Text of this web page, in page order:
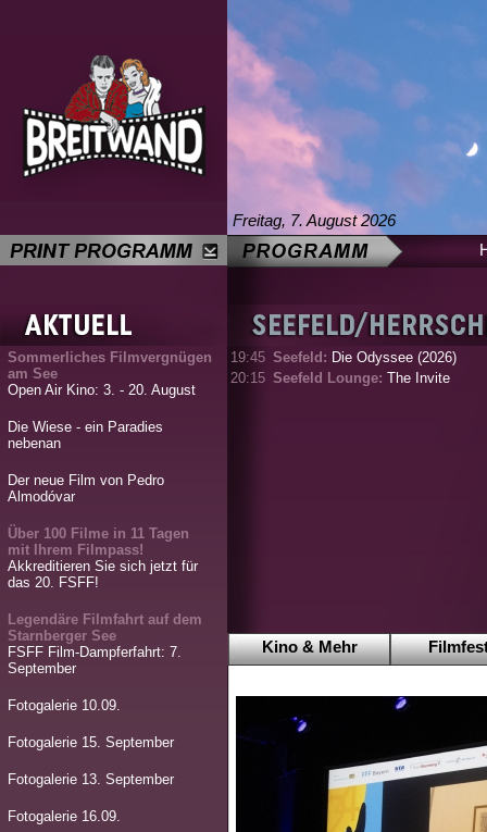
Freitag, 7. August 2026
Sommerliches Filmvergnügen
am See
Open Air Kino: 3. - 20. August
Die Wiese - ein Paradies
nebenan
Der neue Film von Pedro
Almodóvar
Über 100 Filme in 11 Tagen
mit Ihrem Filmpass!
Akkreditieren Sie sich jetzt für
das 20. FSFF!
Legendäre Filmfahrt auf dem
Starnberger See
FSFF Film-Dampferfahrt: 7.
September
Fotogalerie 10.09.
Fotogalerie 15. September
Fotogalerie 13. September
Fotogalerie 16.09.
19:45 Seefeld: Die Odyssee (2026)
20:15 Seefeld Lounge: The Invite
Kino & Mehr